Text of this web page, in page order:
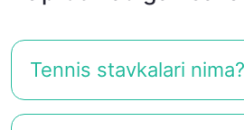
Tennis stavkalari nima?